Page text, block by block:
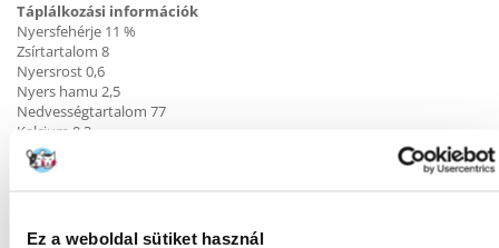
Ez a weboldal sütiket használ
Táplálkozási információk
Nyersfehérje 11 %
Zsírtartalom 8
Nyersrost 0,6
Nyers hamu 2,5
Nedvességtartalom 77
Kalcium 0,3
Foszfor 0,25 %
Kalóriatartalom / 100g: 115 kcal
A kutya súlya: